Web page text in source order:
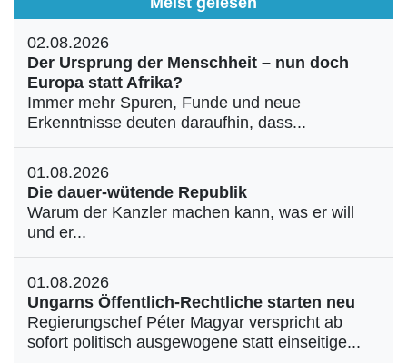
02.08.2026
Der Ursprung der Menschheit – nun doch
Europa statt Afrika?
Immer mehr Spuren, Funde und neue
Erkenntnisse deuten daraufhin, dass...
01.08.2026
Die dauer-wütende Republik
Warum der Kanzler machen kann, was er will
und er...
01.08.2026
Ungarns Öffentlich-Rechtliche starten neu
Regierungschef Péter Magyar verspricht ab
sofort politisch ausgewogene statt einseitige...